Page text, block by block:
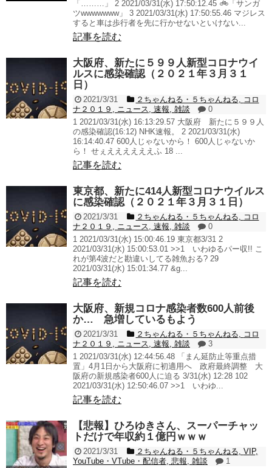
「………」 2 2021/03/31(水) 17:50:12.45 🚲「サンガ
ツwwwwwww」 3 2021/03/31(水) 17:50:55.46 マジレス
すると車は歩行者を先に行かせないといけない...
記事を読む
大阪府、新たに５９９人新型コロナウイ
ルスに感染確認（２０２１年３月３１
日）
2021/3/31 ２ちゃんねる・５ちゃんねる
コロ
ナ２０１９
ニュース 速報 雑談
0
1 2021/03/31(水) 16:13:29.57 大阪府 新たに５９９人
の感染確認(16:12) NHK速報。 2 2021/03/31(水)
16:14:40.47 600人じゃないから！ 600人じゃないか
ら！ せぇええええええふ 18 ...
記事を読む
東京都、新たに414人新型コロナウイルス
に感染確認（２０２１年３月３１日）
2021/3/31 ２ちゃんねる・５ちゃんねる
コロ
ナ２０１９
ニュース 速報 雑談
0
1 2021/03/31(水) 15:00:46.19 東京都3/31 2
2021/03/31(水) 15:00:53.01 >>1 いわゆるパー収!! こ
れが第4波だと勘違いしてる雑魚おる? 29
2021/03/31(水) 15:01:34.77 &g...
記事を読む
大阪府、新規コロナ感染者数600人前後
か… 急増しているもよう
2021/3/31 ２ちゃんねる・５ちゃんねる
コロ
ナ２０１９
ニュース 速報 雑談
3
1 2021/03/31(水) 12:44:56.48 「まん延防止等重点措
置」4月1日から大阪府に初適用へ 政府最終調整 大
阪府の新規感染者600人に迫る 3/31(水) 12:28 102
2021/03/31(水) 12:50:46.07 >>1 いわゆ...
記事を読む
【悲報】ひろゆきさん、スーパーチャッ
トだけで年収約１億円ｗｗｗ
2021/3/31 ２ちゃんねる・５ちゃんねる VIP,
YouTube・VTube・配信者 悲報 雑談
1